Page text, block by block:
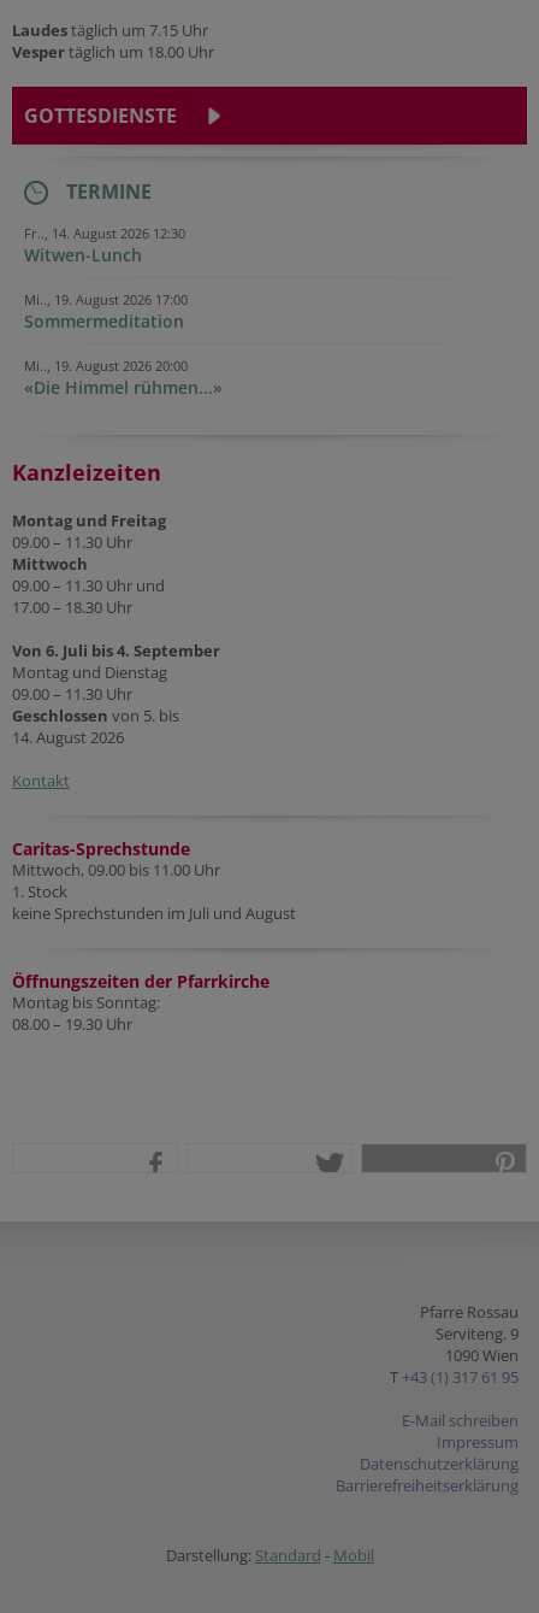
Laudestäglich um 7.15 Uhr
Vespertäglich um 18.00 Uhr
GOTTESDIENSTE
TERMINE
Fr.., 14. August 2026 12:30
Witwen-Lunch
Mi.., 19. August 2026 17:00
Sommermeditation
Mi.., 19. August 2026 20:00
«Die Himmel rühmen...»
Kanzleizeiten
Montag und Freitag
09.00 – 11.30 Uhr
Mittwoch
09.00 – 11.30 Uhr und
17.00 – 18.30 Uhr
Von 6. Juli bis 4. September
Montag und Dienstag
09.00 – 11.30 Uhr
Geschlossen von 5. bis
14. August 2026
Kontakt
Caritas-Sprechstunde
Mittwoch, 09.00 bis 11.00 Uhr
1. Stock
keine Sprechstunden im Juli und August
Öffnungszeiten der Pfarrkirche
Montag bis Sonntag:
08.00 – 19.30 Uhr
Pfarre Rossau
Serviteng. 9
1090 Wien
T +43 (1) 317 61 95
E-Mail schreiben
Impressum
Datenschutzerklärung
Barrierefreiheitserklärung
Darstellung: Standard - Mobil